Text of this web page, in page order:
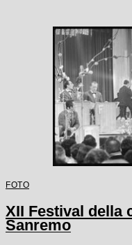
FOTO
XII Festival della
Sanremo